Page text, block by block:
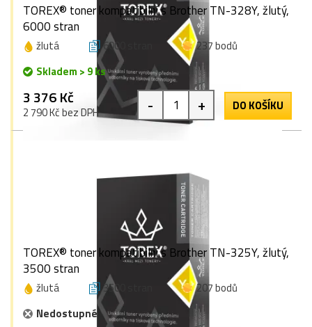
TOREX® toner kompatibilní s Brother TN-328Y, žlutý,
6000 stran
žlutá 6000 stran
237 bodů
Skladem > 9 ks
3 376 Kč
2 790 Kč bez DPH - + DO KOŠÍKU
TOREX® toner kompatibilní s Brother TN-325Y, žlutý,
3500 stran
žlutá 3500 stran
207 bodů
Nedostupné